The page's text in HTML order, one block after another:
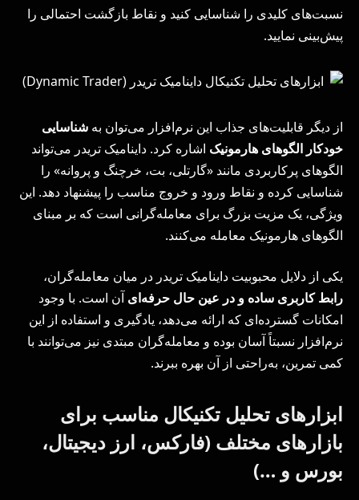
نسبت‌های کلیدی را شناسایی کنید و نقاط بازگشت احتمالی را
پیش‌بینی نمایید.
از دیگر قابلیت‌های جذاب این نرم‌افزار می‌توان به شناسایی
خودکار الگوهای هارمونیک اشاره کرد. داینامیک تریدر می‌تواند
الگوهای پرکاربردی مانند «گارتلی، بت، خرچنگ و پروانه» را
شناسایی کرده و نقاط ورود و خروج مناسب را پیشنهاد دهد. این
ویژگی، یک مزیت بزرگ برای معامله‌گرانی است که بر مبنای
الگوهای هارمونیک معامله می‌کنند.
یکی از دلایل محبوبیت داینامیک تریدر در میان معامله‌گران،
رابط کاربری ساده و در عین حال حرفه‌ای آن است. با وجود
امکانات گسترده‌ای که ارائه می‌دهد، یادگیری و استفاده از این
نرم‌افزار نسبتاً آسان بوده و معامله‌گران مبتدی نیز می‌توانند با
کمی تمرین، به‌راحتی از آن بهره ببرند.
ابزارهای تحلیل تکنیکال مناسب برای
بازارهای مختلف (فارکس، ارز دیجیتال،
بورس و …)